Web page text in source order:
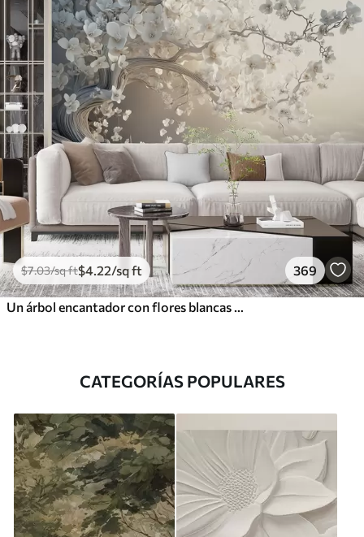
$7.03/sq ft$4 .22/sq ft 369
CATEGORÍAS POPULARES